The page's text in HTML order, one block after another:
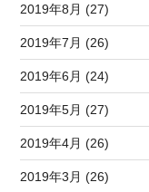
2019年8月 (27)
2019年7月 (26)
2019年6月 (24)
2019年5月 (27)
2019年4月 (26)
2019年3月 (26)